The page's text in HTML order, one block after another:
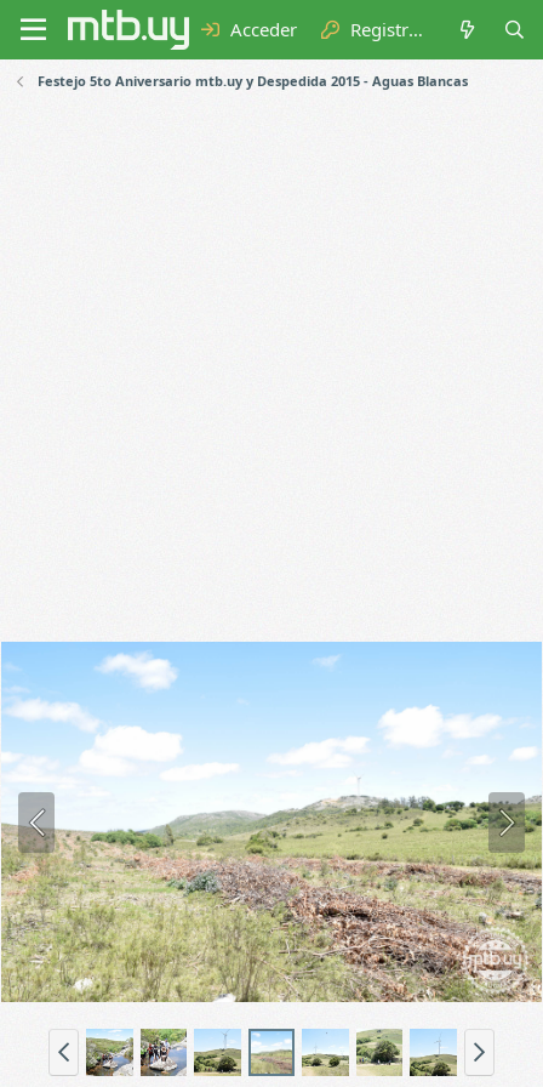
Acceder Registrarse
Festejo 5to Aniversario mtb.uy y Despedida 2015 - Aguas Blancas